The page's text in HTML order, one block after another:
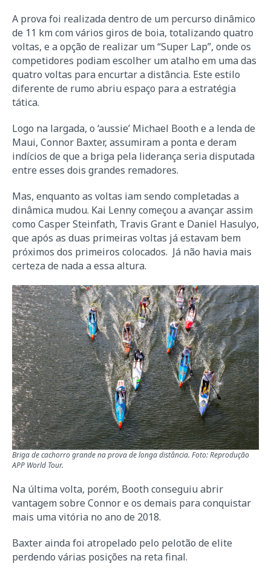
A prova foi realizada dentro de um percurso dinâmico
de 11 km com vários giros de boia, totalizando quatro
voltas, e a opção de realizar um “Super Lap”, onde os
competidores podiam escolher um atalho em uma das
quatro voltas para encurtar a distância. Este estilo
diferente de rumo abriu espaço para a estratégia
tática.
Logo na largada, o ‘aussie’ Michael Booth e a lenda de
Maui, Connor Baxter, assumiram a ponta e deram
indícios de que a briga pela liderança seria disputada
entre esses dois grandes remadores.
Mas, enquanto as voltas iam sendo completadas a
dinâmica mudou. Kai Lenny começou a avançar assim
como Casper Steinfath, Travis Grant e Daniel Hasulyo,
que após as duas primeiras voltas já estavam bem
próximos dos primeiros colocados. Já não havia mais
certeza de nada a essa altura.
Briga de cachorro grande na prova de longa distância. Foto: Reprodução
APP World Tour.
Na última volta, porém, Booth conseguiu abrir
vantagem sobre Connor e os demais para conquistar
mais uma vitória no ano de 2018.
Baxter ainda foi atropelado pelo pelotão de elite
perdendo várias posições na reta final.